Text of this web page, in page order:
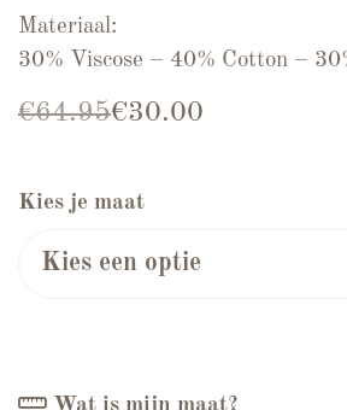
Materiaal:
30% Viscose – 40% Cotton –
€64.95
Oorspronkelijke prijs was:
€30.00
Huidige prijs is: €30.00.
Kies je maat
Wat is mijn maat?